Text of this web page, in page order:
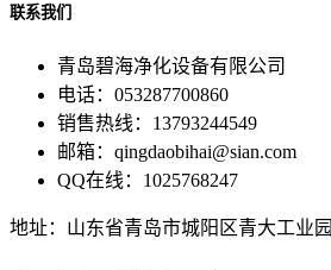
联系我们
青岛碧海净化设备有限公司
电话：053287700860
销售热线：13793244549
邮箱：qingdaobihai@sian.com
QQ在线：1025768247
地址：山东省青岛市城阳区青大工业园